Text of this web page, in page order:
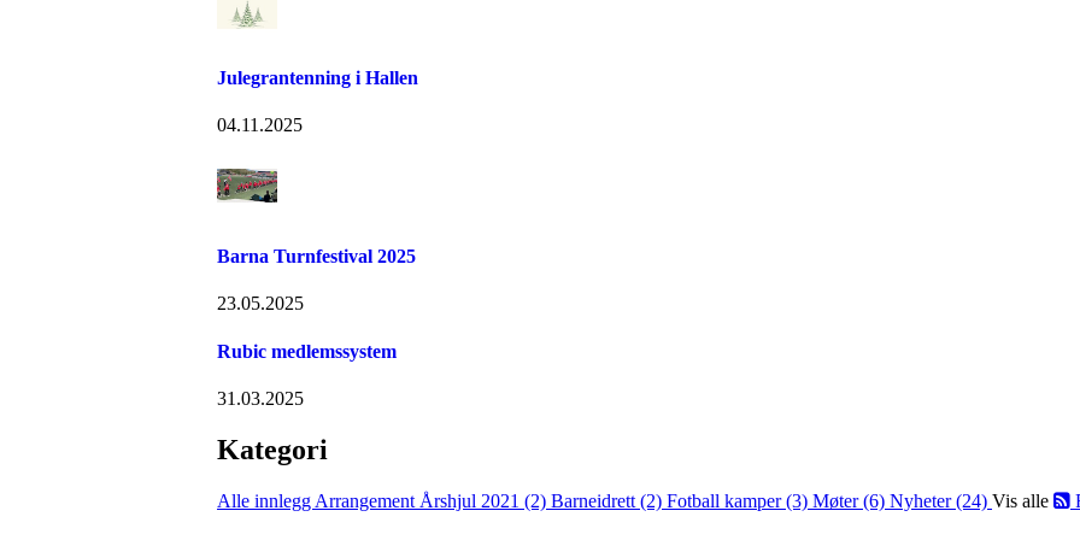
Julegrantenning i Hallen
04.11.2025
Barna Turnfestival 2025
23.05.2025
Rubic medlemssystem
31.03.2025
Kategori
Alle innlegg Arrangement Årshjul 2021 (2) Barneidrett (2) Fotball kamper (3) Møter (6) Nyheter (24) Vis alle